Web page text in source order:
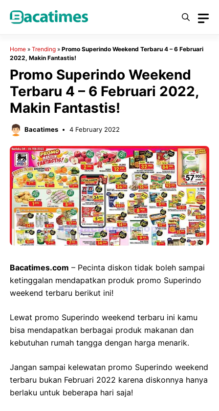
Home » Trending » Promo Superindo Weekend Terbaru 4 – 6 Februari
2022, Makin Fantastis!
Promo Superindo Weekend
Terbaru 4 – 6 Februari 2022,
Makin Fantastis!
Bacatimes 4 February 2022
Bacatimes.com – Pecinta diskon tidak boleh sampai
ketinggalan mendapatkan produk promo Superindo
weekend terbaru berikut ini!
Lewat promo Superindo weekend terbaru ini kamu
bisa mendapatkan berbagai produk makanan dan
kebutuhan rumah tangga dengan harga menarik.
Jangan sampai kelewatan promo Superindo weekend
terbaru bukan Februari 2022 karena diskonnya hanya
berlaku untuk beberapa hari saja!